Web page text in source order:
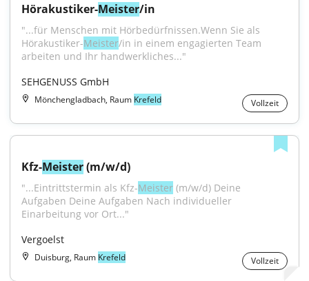
Hörakustiker-Meister/in
"...für Menschen mit Hörbedürfnissen.Wenn Sie als
Hörakustiker-Meister/in in einem engagierten Team
arbeiten und Ihr handwerkliches..."
SEHGENUSS GmbH
Mönchengladbach, Raum Krefeld Vollzeit
Kfz-Meister (m/w/d)
"...Eintrittstermin als Kfz-Meister (m/w/d) Deine
Aufgaben Deine Aufgaben Nach individueller
Einarbeitung vor Ort..."
Vergoelst
Duisburg, Raum Krefeld Vollzeit